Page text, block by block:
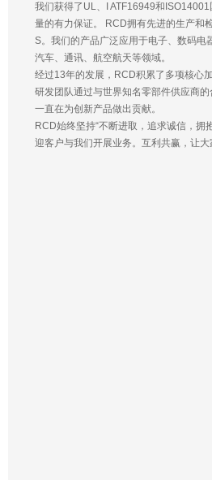
我们获得了UL、I ATF16949和
量的有力保证。 RCD拥有先进的生产和
S。我们的产品广泛应用于电子、数码电
汽车、通讯、航空航天等领域。
经过13年的发展，RCD积累了多项核心
研发团队通过与世界知名零部件供应商的
一直在为创新产品做出贡献。
RCD始终坚持“不断进取，追求诚信，拥
迎客户与我们开展业务。互利共赢，让大